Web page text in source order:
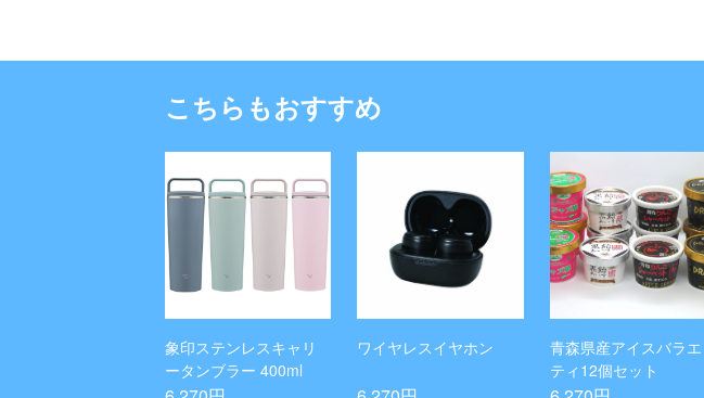
こちらもおすすめ
象印ステンレスキャリ
ータンブラー 400ml
ワイヤレスイヤホン
青森県産アイスバラエ
ティ12個セット